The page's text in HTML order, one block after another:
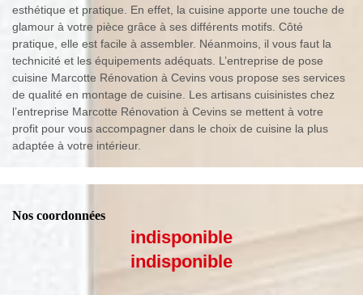
esthétique et pratique. En effet, la cuisine apporte une touche de
glamour à votre pièce grâce à ses différents motifs. Côté
pratique, elle est facile à assembler. Néanmoins, il vous faut la
technicité et les équipements adéquats. L’entreprise de pose
cuisine Marcotte Rénovation à Cevins vous propose ses services
de qualité en montage de cuisine. Les artisans cuisinistes chez
l’entreprise Marcotte Rénovation à Cevins se mettent à votre
profit pour vous accompagner dans le choix de cuisine la plus
adaptée à votre intérieur.
Nos coordonnées
indisponible
indisponible